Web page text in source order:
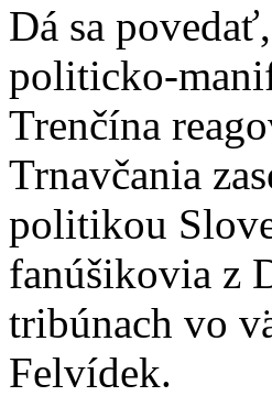
Dá sa
politicko-
Trenčína
Trnavčania
politikou
fanúšikovia z
tribúnach vo
Felvídek.